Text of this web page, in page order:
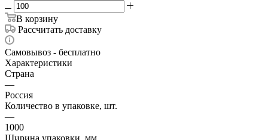
В корзину
Рассчитать доставку
Самовывоз - бесплатно
Характеристики
Страна
—
Россия
Количество в упаковке, шт.
—
1000
Ширина упаковки, мм